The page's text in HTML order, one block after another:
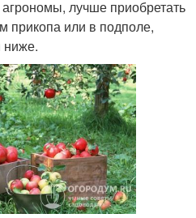
лучше приобретать
прикопа или в подполе,
ниже.